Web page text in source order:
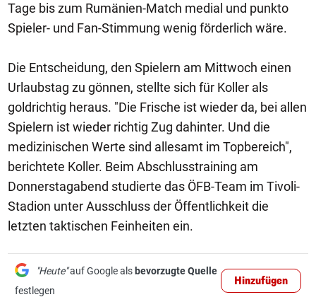
Tage bis zum Rumänien-Match medial und punkto
Spieler- und Fan-Stimmung wenig förderlich wäre.
Die Entscheidung, den Spielern am Mittwoch einen
Urlaubstag zu gönnen, stellte sich für Koller als
goldrichtig heraus. "Die Frische ist wieder da, bei allen
Spielern ist wieder richtig Zug dahinter. Und die
medizinischen Werte sind allesamt im Topbereich",
berichtete Koller. Beim Abschlusstraining am
Donnerstagabend studierte das ÖFB-Team im Tivoli-
Stadion unter Ausschluss der Öffentlichkeit die
letzten taktischen Feinheiten ein.
"Heute"auf Google als bevorzugte Quelle
festlegen
Hinzufügen